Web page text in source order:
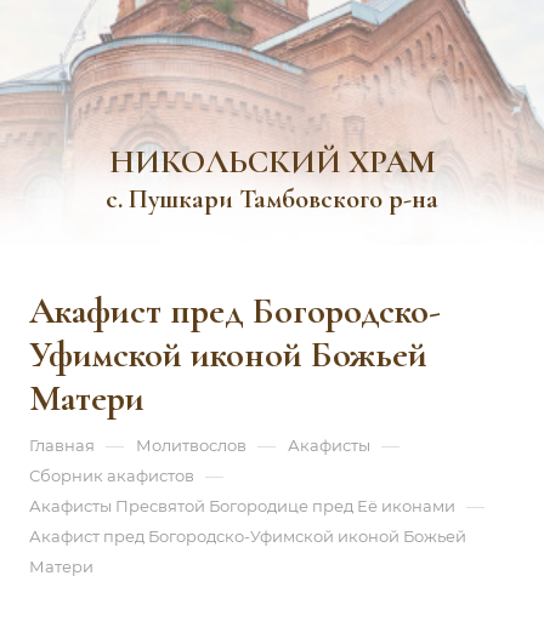
НИКОЛЬСКИЙ ХРАМ
с. Пушкари Тамбовского р-на
Акафист пред Богородско-
Уфимской иконой Божьей
Матери
Главная — Молитвослов — Акафисты —
Сборник акафистов —
Акафисты Пресвятой Богородице пред Её иконами —
Акафист пред Богородско-Уфимской иконой Божьей
Матери